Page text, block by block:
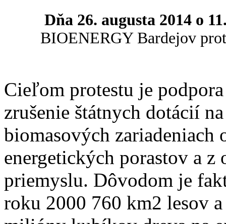
Dňa 26. augusta 2014 o
BIOENERGY Bardejov
Cieľom protestu je
zrušenie štátnych dotácií
biomasových zariadeniach
energetických porastov a z
priemyslu. Dôvodom je
roku 2000 760 km2 lesov